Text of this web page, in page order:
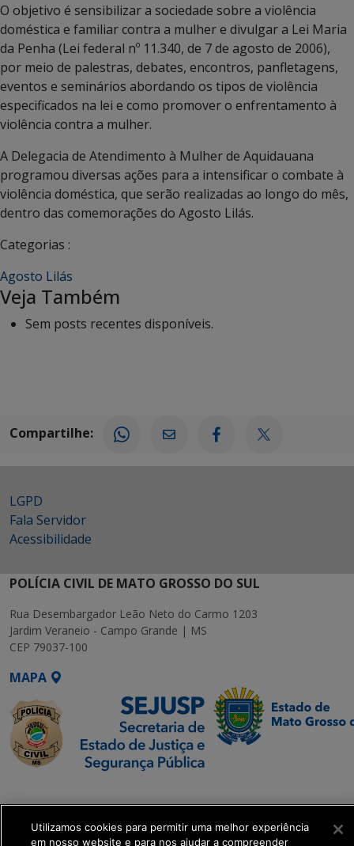
O objetivo é sensibilizar a sociedade sobre a violência
doméstica e familiar contra a mulher e divulgar a Lei Maria
da Penha (Lei federal nº 11.340, de 7 de agosto de 2006),
por meio de palestras, debates, encontros, panfletagens,
eventos e seminários abordando os tipos de violência
especificados na lei e como promover o enfrentamento à
violência contra a mulher.
A Delegacia de Atendimento à Mulher de Aquidauana
programou diversas ações para a intensificar o combate à
violência doméstica, que serão realizadas ao longo do mês,
dentro das comemorações do Agosto Lilás.
Categorias :
Agosto Lilás
Veja Também
Sem posts recentes disponíveis.
Compartilhe:
LGPD
Fala Servidor
Acessibilidade
POLÍCIA CIVIL DE MATO GROSSO DO SUL
Rua Desembargador Leão Neto do Carmo 1203
Jardim Veraneio - Campo Grande | MS
CEP 79037-100
MAPA
Executiva de
Transformação Digital
Utilizamos cookies para permitir uma melhor experiência
em nosso website e para nos ajudar a compreender